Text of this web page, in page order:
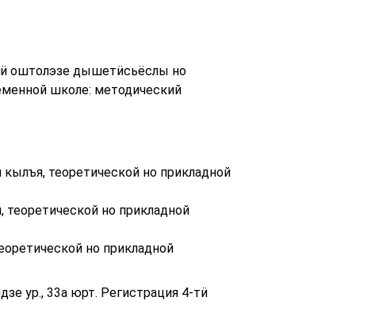
оштолэзе дышетӥсьёслы но
школе: методический
теоретической но прикладной
теоретической но прикладной
но прикладной
ур., 33а юрт. Регистрация 4-тӥ